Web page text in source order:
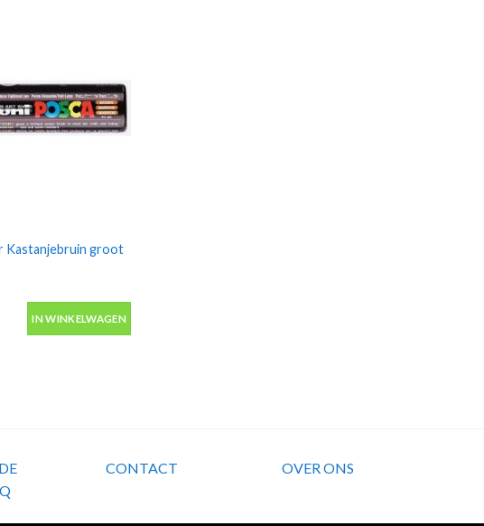
Kastanjebruin groot
Kastanjebruin groot chisel 8mm M aantal
IN WINKELWAGEN
CONTACT OVER ONS